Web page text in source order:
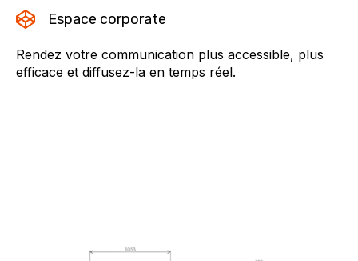
Espace corporate
Rendez votre communication plus accessible, plus
efficace et diffusez-la en temps réel.